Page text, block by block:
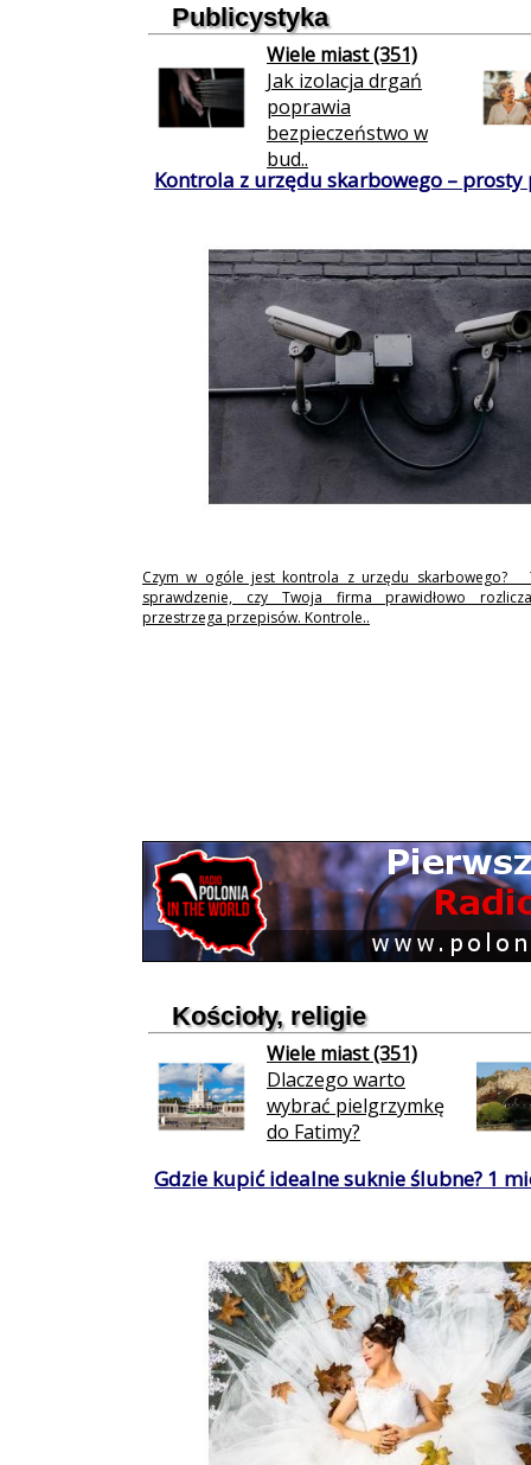
Publicystyka
Wiele miast (351)
Jak izolacja drgań
poprawia
bezpieczeństwo w
bud..
Kontrola z urzędu skarbowego –
Czym w ogóle jest kontrola z urzędu skarbowego?
sprawdzenie, czy Twoja firma prawidłowo
przestrzega przepisów. Kontrole..
Kościoły, religie
Wiele miast (351)
Dlaczego warto
wybrać pielgrzymkę
do Fatimy?
Gdzie kupić idealne suknie ślubne? 1